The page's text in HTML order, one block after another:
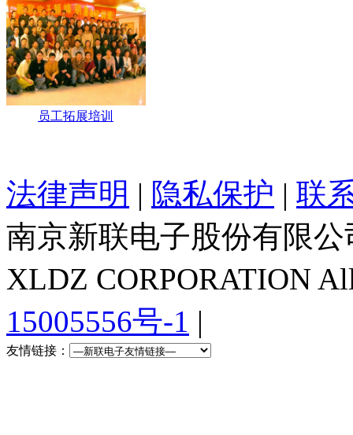
员工拓展培训
法律声明 | 隐私保护 | 联
南京新联电子股份有限公
XLDZ CORPORATION
15005556号-1 |
友情链接：